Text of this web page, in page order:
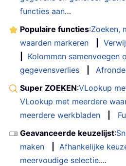
functies aan…
Populaire functies:Zoeken,
waarden markeren
Kolommen samenvoegen
gegevensverlies
Super ZOEKEN:VLookup
VLookup met meerdere
meerdere werkbladen
Geavanceerde keuzelijst:
maken
Afhankelijke
meervoudige selectie....